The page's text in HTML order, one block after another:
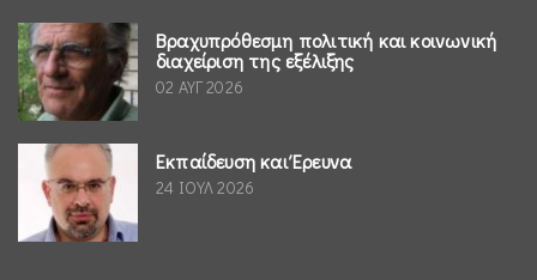
Βραχυπρόθεσμη πολιτική και κοινωνική
διαχείριση της εξέλιξης
02 ΑΥΓ 2026
Εκπαίδευση και Έρευνα
24 ΙΟΥΛ 2026